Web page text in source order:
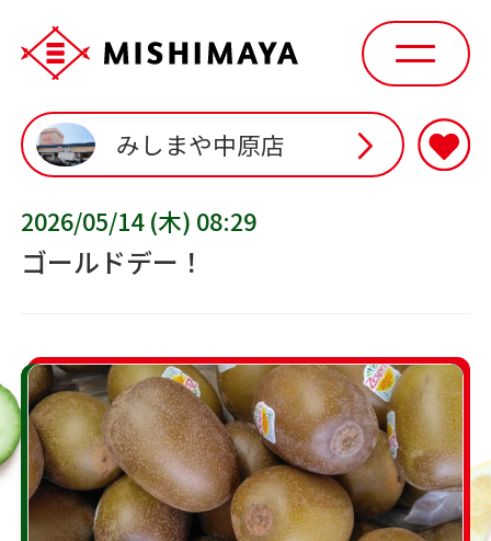
みしまや中原店
2026/05/14 (木) 08:29
ゴールドデー！